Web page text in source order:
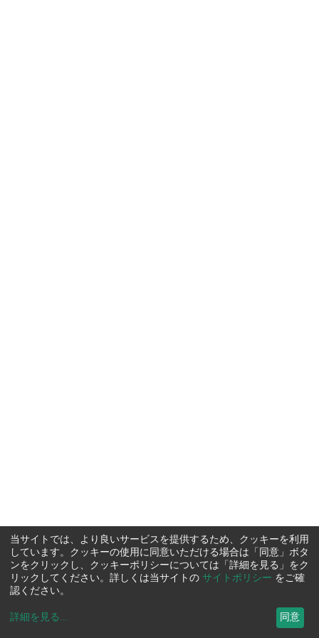
当サイトでは、より良いサービスを提供するため、クッキーを利用
しています。クッキーの使用に同意いただける場合は「同意」ボタ
ンをクリックし、クッキーポリシーについては「詳細を見る」をク
リックしてください。詳しくは当サイトの サイトポリシー をご確
認ください。
詳細を見る ... 同意